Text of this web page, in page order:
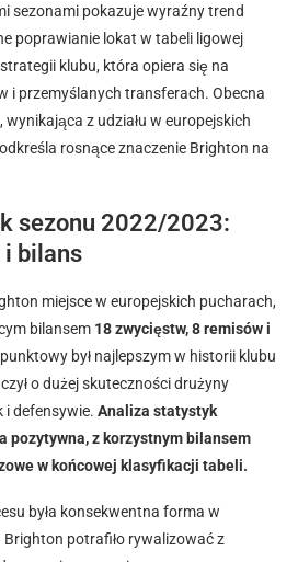
sezonami pokazuje wyraźny trend
poprawianie lokat w tabeli ligowej
klubu, która opiera się na
i przemyślanych transferach. Obecna
wynikająca z udziału w europejskich
rosnące znaczenie Brighton na
sezonu 2022/2023:
i bilans
miejsce w europejskich pucharach,
bilansem 18 zwycięstw, 8 remisów i
był najlepszym w historii klubu
o dużej skuteczności drużyny
i defensywie. Analiza statystyk
pozytywna, z korzystnym bilansem
w końcowej klasyfikacji tabeli.
była konsekwentna forma w
potrafiło rywalizować z